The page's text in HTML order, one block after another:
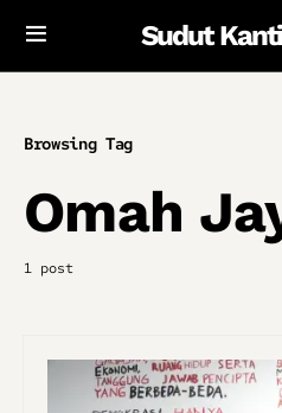
Sudut
Browsing Tag
Omah
1 post